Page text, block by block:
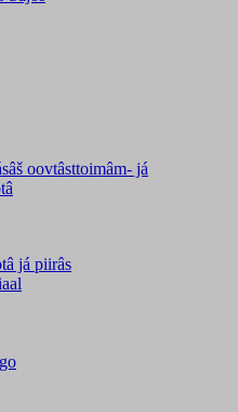
oovtâsttoimâm- já
já piirâs